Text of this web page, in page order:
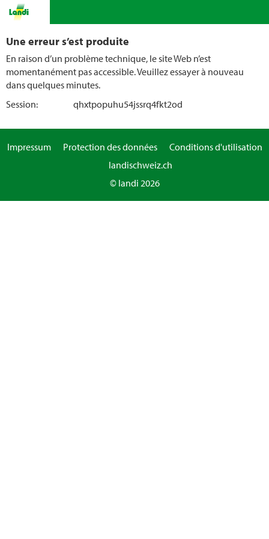
Une erreur s’est produite
En raison d’un problème technique, le site Web n’est
momentanément pas accessible. Veuillez essayer à nouveau
dans quelques minutes.
Session:
qhxtpopuhu54jssrq4fkt2od
Impressum Protection des données
Conditions d'utilisation
landischweiz.ch
© landi 2026